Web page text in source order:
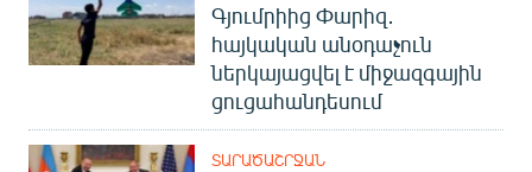
Գյումրիից Փարիզ․
հայկական անօդաչուն
ներկայացվել է միջազգային
ցուցահանդեսում
ՏԱՐԱԾԱՇՐՋԱՆ